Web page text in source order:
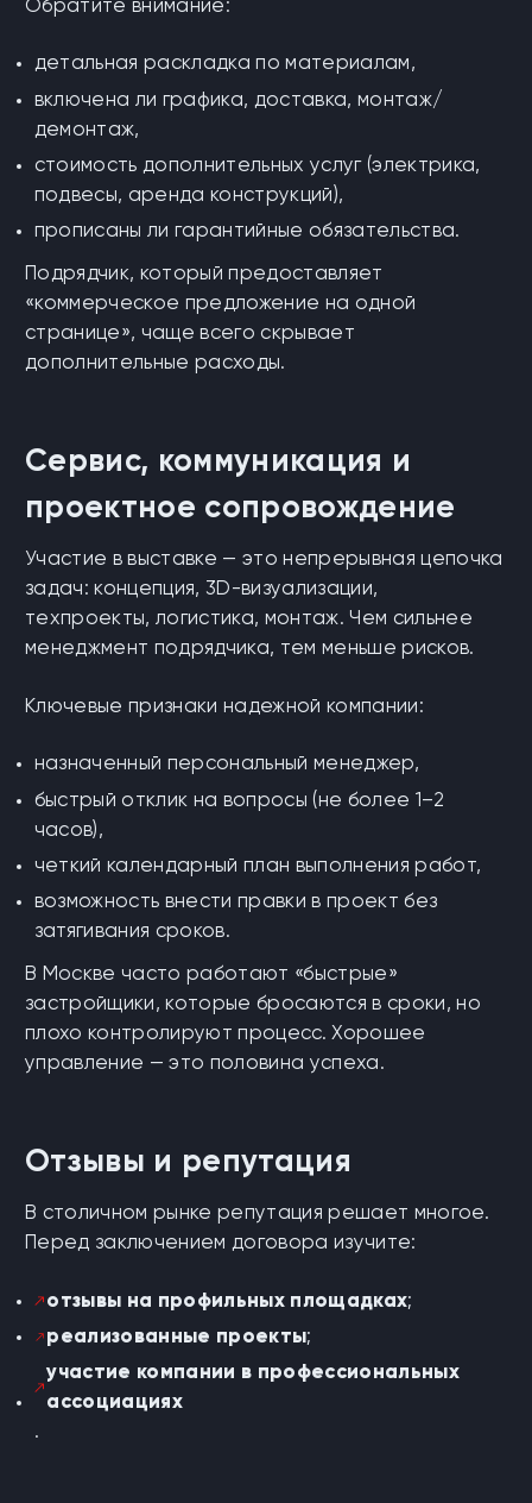
Обратите внимание:
детальная раскладка по материалам,
включена ли графика, доставка, монтаж/
демонтаж,
стоимость дополнительных услуг (электрика,
подвесы, аренда конструкций),
прописаны ли гарантийные обязательства.
Подрядчик, который предоставляет
«коммерческое предложение на одной
странице», чаще всего скрывает
дополнительные расходы.
Сервис, коммуникация и
проектное сопровождение
Участие в выставке — это непрерывная цепочка
задач: концепция, 3D-визуализации,
техпроекты, логистика, монтаж. Чем сильнее
менеджмент подрядчика, тем меньше рисков.
Ключевые признаки надежной компании:
назначенный персональный менеджер,
быстрый отклик на вопросы (не более 1–2
часов),
четкий календарный план выполнения работ,
возможность внести правки в проект без
затягивания сроков.
В Москве часто работают «быстрые»
застройщики, которые бросаются в сроки, но
плохо контролируют процесс. Хорошее
управление — это половина успеха.
Отзывы и репутация
В столичном рынке репутация решает многое.
Перед заключением договора изучите:
отзывы на профильных площадках;
реализованные проекты;
участие компании в профессиональных
ассоциациях
.